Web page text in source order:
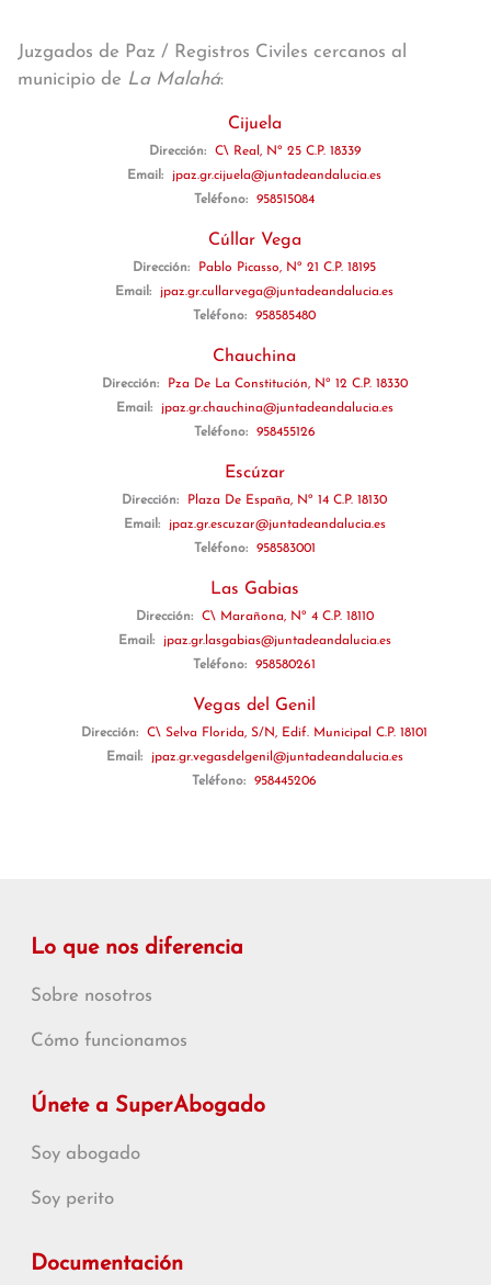
Juzgados de Paz / Registros Civiles cercanos al
municipio de La Malahá:
Cijuela
Dirección:
C\ Real, Nº 25 C.P. 18339
Email:
jpaz.gr.cijuela@juntadeandalucia.es
Teléfono:
958515084
Cúllar Vega
Dirección:
Pablo Picasso, Nº 21 C.P. 18195
Email:
jpaz.gr.cullarvega@juntadeandalucia.es
Teléfono:
958585480
Chauchina
Dirección:
Pza De La Constitución, Nº 12 C.P. 18330
Email:
jpaz.gr.chauchina@juntadeandalucia.es
Teléfono:
958455126
Escúzar
Dirección:
Plaza De España, Nº 14 C.P. 18130
Email:
jpaz.gr.escuzar@juntadeandalucia.es
Teléfono:
958583001
Las Gabias
Dirección:
C\ Marañona, Nº 4 C.P. 18110
Email:
jpaz.gr.lasgabias@juntadeandalucia.es
Teléfono:
958580261
Vegas del Genil
Dirección:
C\ Selva Florida, S/N, Edif. Municipal C.P. 18101
Email:
jpaz.gr.vegasdelgenil@juntadeandalucia.es
Teléfono:
958445206
Lo que nos diferencia
Sobre nosotros
Cómo funcionamos
Únete a SuperAbogado
Soy abogado
Soy perito
Documentación